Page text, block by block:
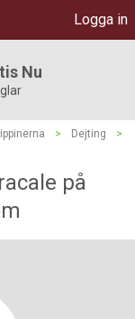
Logga in
Nu
> Dejting
>
på